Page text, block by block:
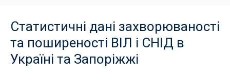
Статистичні дані захворюваності
та поширеності ВІЛ і СНІД в
Україні та Запоріжжі